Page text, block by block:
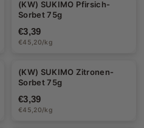
(KW) SUKIMO Pfirsich-
Sorbet 75g
€3,39
€45,20/kg
(KW) SUKIMO Zitronen-
Sorbet 75g
€3,39
€45,20/kg